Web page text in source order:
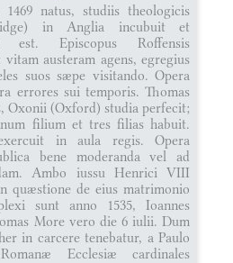
natus, studiis theologicis
in Anglia incubuit et
est. Episcopus Roffensis
austeram agens, egregius
suos sæpe visitando. Opera
errores sui temporis. Thomas
Oxonii (Oxford) studia perfecit;
filium et tres filias habuit.
in aula regis. Opera
bene moderanda vel ad
Ambo iussu Henrici VIII
quæstione de eius matrimonio
sunt anno 1535, Ioannes
More vero die 6 iulii. Dum
in carcere tenebatur, a Paulo
Ecclesiæ cardinales